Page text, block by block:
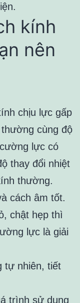
kính
nên
chịu lực gấp
cùng độ
lực có
thay đổi nhiệt
thường.
cách âm tốt.
chật hẹp thì
lực là giải
tự nhiên, tiết
trình sử dụng